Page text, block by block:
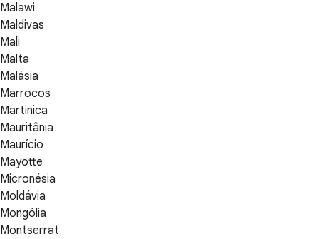
Malawi
Maldivas
Mali
Malta
Malásia
Marrocos
Martinica
Mauritânia
Maurício
Mayotte
Micronésia
Moldávia
Mongólia
Montserrat